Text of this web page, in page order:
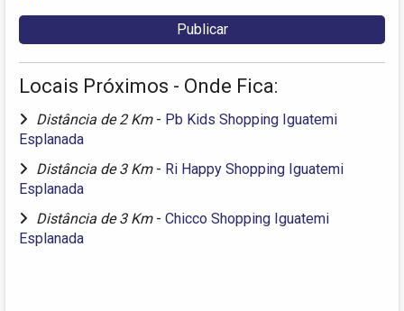
Locais Próximos - Onde Fica:
Distância de 2 Km - Pb Kids Shopping Iguatemi
Esplanada
Distância de 3 Km - Ri Happy Shopping Iguatemi
Esplanada
Distância de 3 Km - Chicco Shopping Iguatemi
Esplanada